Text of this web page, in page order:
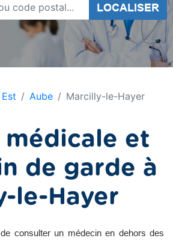
LOCALISER
Aube Marcilly-le-Hayer
médicale et
de garde à
le-Hayer
consulter un médecin en dehors des